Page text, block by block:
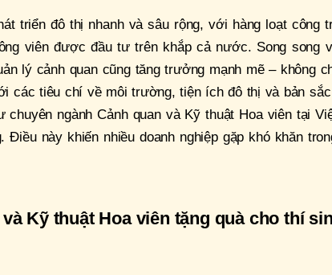
triển đô thị nhanh và sâu rộng, với hàng loạt công
viên được đầu tư trên khắp cả nước. Song song
lý cảnh quan cũng tăng trưởng mạnh mẽ – không
các tiêu chí về môi trường, tiện ích đô thị và bản
ngành Cảnh quan và Kỹ thuật Hoa viên tại
này khiến nhiều doanh nghiệp gặp khó khăn
Kỹ thuật Hoa viên tặng quà cho thí